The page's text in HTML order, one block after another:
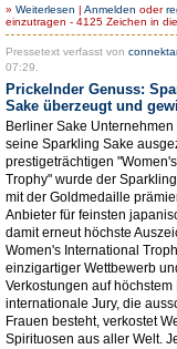
» Weiterlesen | Anmelden oder
einzutragen - 4125 Zeichen in
Pressetext verfasst von
07:29.
Prickelnder Genuss:
Sake überzeugt und
Berliner Sake
seine Sparkling Sake
prestigeträchtigen
Trophy" wurde der
mit der Goldmedaille
Anbieter für feinsten
damit erneut höchste
Women's International
einzigartiger Wettbewerb
Verkostungen auf höchstem
internationale Jury, die
Frauen besteht, verkostet
Spirituosen aus aller Welt.